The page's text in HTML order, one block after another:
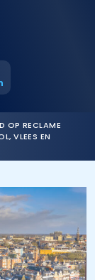
OP RECLAME
VLEES EN